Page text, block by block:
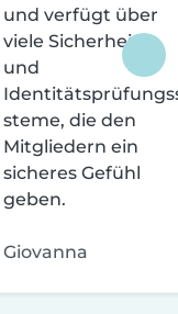
und verfügt über
viele Sicherheits-
und
steme, die den
Mitgliedern ein
sicheres Gefühl
geben.
Giovanna